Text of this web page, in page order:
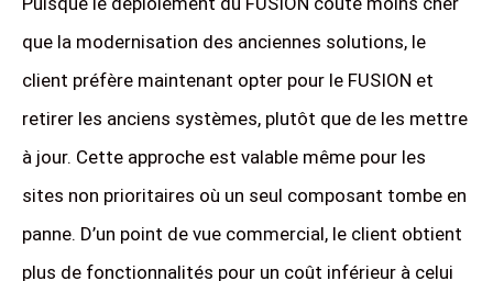
que la modernisation des anciennes solutions, le
client préfère maintenant opter pour le FUSION et
retirer les anciens systèmes, plutôt que de les mettre
à jour. Cette approche est valable même pour les
sites non prioritaires où un seul composant tombe en
panne. D’un point de vue commercial, le client obtient
plus de fonctionnalités pour un coût inférieur à celui